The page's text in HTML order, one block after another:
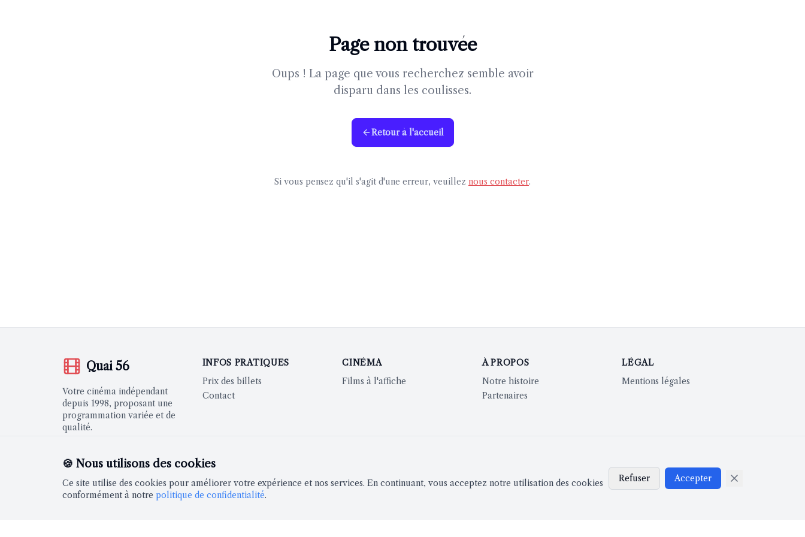
Page non trouvée
Oups ! La page que vous recherchez semble avoir
disparu dans les coulisses.
Retour à l'accueil
Si vous pensez qu'il s'agit d'une erreur, veuillez nous contacter.
Quai 56
Votre cinéma indépendant
depuis 1998, proposant une
programmation variée et de
qualité.
INFOS PRATIQUES
Prix des billets
Contact
CINÉMA
Films à l'affiche
À PROPOS
Notre histoire
Partenaires
LÉGAL
Mentions légales
RESTEZ INFORMÉS
🍪 Nous utilisons des cookies
Ce site utilise des cookies pour améliorer votre expérience et nos services. En continuant, vous acceptez notre utilisation des cookies
conformément à notre politique de confidentialité.
Refuser Accepter